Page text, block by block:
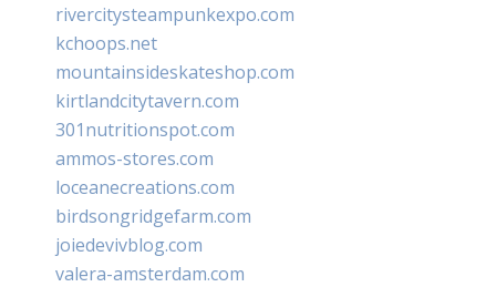
rivercitysteampunkexpo.com
kchoops.net
mountainsideskateshop.com
kirtlandcitytavern.com
301nutritionspot.com
ammos-stores.com
loceanecreations.com
birdsongridgefarm.com
joiedevivblog.com
valera-amsterdam.com